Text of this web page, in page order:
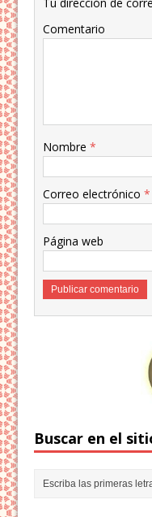
Comentario
Nombre*
Correo electrónico*
Página web
Buscar en el